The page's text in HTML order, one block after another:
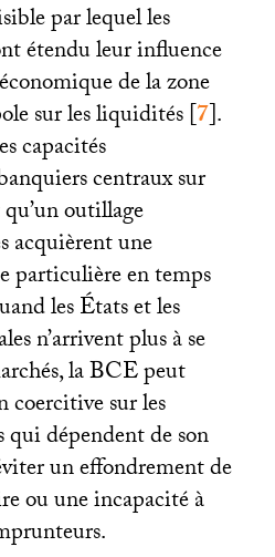
par lequel les
étendu leur influence
de la zone
sur les liquidités[7].
capacités
centraux sur
outillage
acquièrent une
particulière en temps
les États et les
n’arrivent plus à se
laBCEpeut
coercitive sur les
dépendent de son
un effondrement de
ou une incapacité à